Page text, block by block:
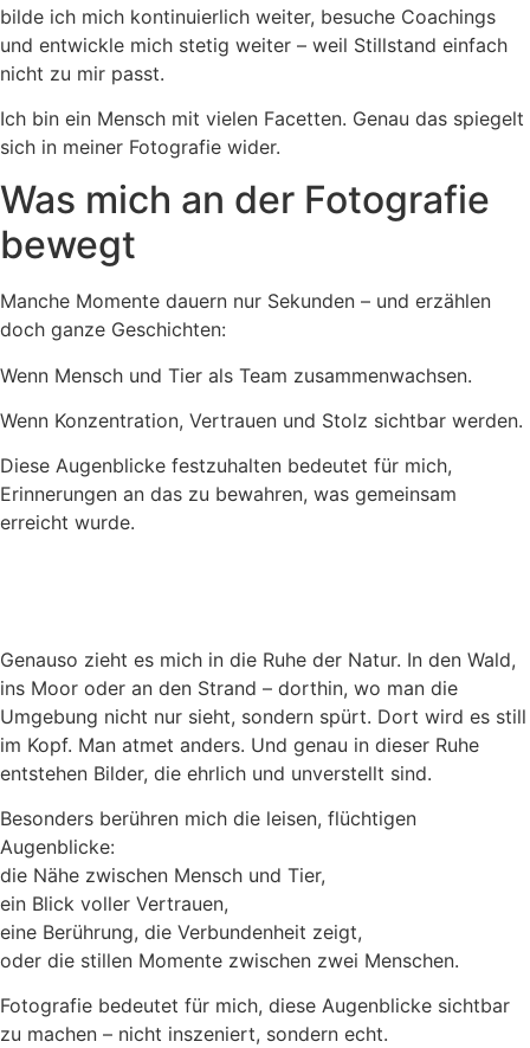
bilde ich mich kontinuierlich weiter, besuche Coachings
und entwickle mich stetig weiter – weil Stillstand einfach
nicht zu mir passt.
Ich bin ein Mensch mit vielen Facetten. Genau das spiegelt
sich in meiner Fotografie wider.
Was mich an der Fotografie
bewegt
Manche Momente dauern nur Sekunden – und erzählen
doch ganze Geschichten:
Wenn Mensch und Tier als Team zusammenwachsen.
Wenn Konzentration, Vertrauen und Stolz sichtbar werden.
Diese Augenblicke festzuhalten bedeutet für mich,
Erinnerungen an das zu bewahren, was gemeinsam
erreicht wurde.
Genauso zieht es mich in die Ruhe der Natur. In den Wald,
ins Moor oder an den Strand – dorthin, wo man die
Umgebung nicht nur sieht, sondern spürt. Dort wird es still
im Kopf. Man atmet anders. Und genau in dieser Ruhe
entstehen Bilder, die ehrlich und unverstellt sind.
Besonders berühren mich die leisen, flüchtigen
Augenblicke:
die Nähe zwischen Mensch und Tier,
ein Blick voller Vertrauen,
eine Berührung, die Verbundenheit zeigt,
oder die stillen Momente zwischen zwei Menschen.
Fotografie bedeutet für mich, diese Augenblicke sichtbar
zu machen – nicht inszeniert, sondern echt.